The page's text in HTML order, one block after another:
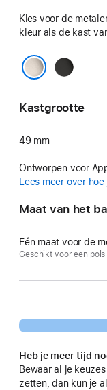
Kies voor de
kleur als de kast
Zwart
Kastgrootte
49 mm
Ontworpen voor
Lees meer over
Maat van het
Eén maat voor de
Geschikt voor een
Heb je meer tijd
Bewaar al je
zetten, dan kun je